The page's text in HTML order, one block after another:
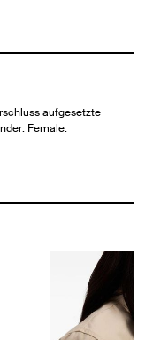
aufgesetzte
Female.